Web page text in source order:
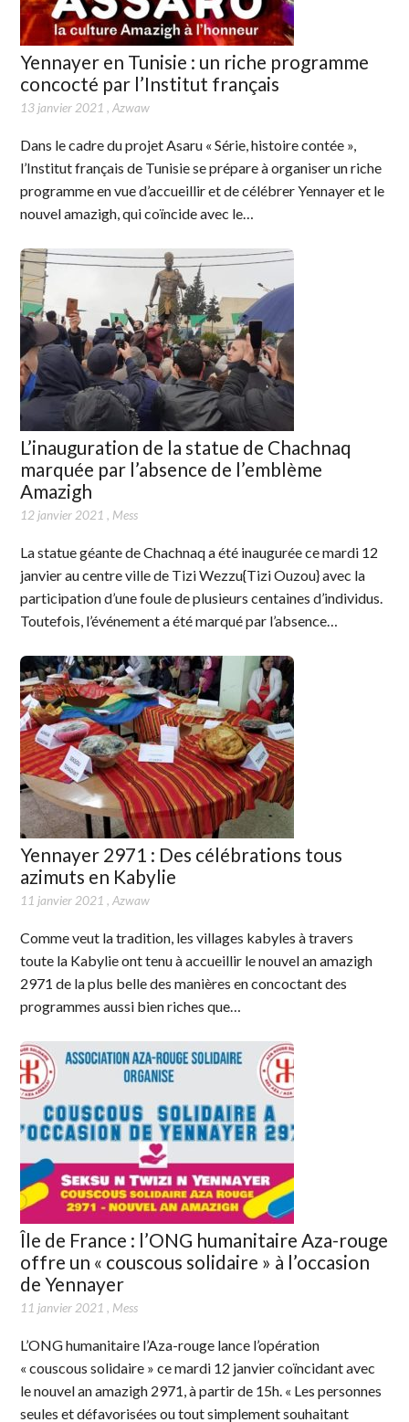
Yennayer en Tunisie : un riche programme
concocté par l’Institut français
13 janvier 2021 ,Azwaw
Dans le cadre du projet Asaru « Série, histoire contée »,
l’Institut français de Tunisie se prépare à organiser un riche
programme en vue d’accueillir et de célébrer Yennayer et le
nouvel amazigh, qui coïncide avec le…
L’inauguration de la statue de Chachnaq
marquée par l’absence de l’emblème
Amazigh
12 janvier 2021 , Mess
La statue géante de Chachnaq a été inaugurée ce mardi 12
janvier au centre ville de Tizi Wezzu{Tizi Ouzou} avec la
participation d’une foule de plusieurs centaines d’individus.
Toutefois, l’événement a été marqué par l’absence…
Yennayer 2971 : Des célébrations tous
azimuts en Kabylie
11 janvier 2021 ,Azwaw
Comme veut la tradition, les villages kabyles à travers
toute la Kabylie ont tenu à accueillir le nouvel an amazigh
2971 de la plus belle des manières en concoctant des
programmes aussi bien riches que…
Île de France : l’ONG humanitaire Aza-rouge
offre un « couscous solidaire » à l’occasion
de Yennayer
11 janvier 2021 , Mess
L’ONG humanitaire l’Aza-rouge lance l’opération
« couscous solidaire » ce mardi 12 janvier coïncidant avec
le nouvel an amazigh 2971, à partir de 15h. « Les personnes
seules et défavorisées ou tout simplement souhaitant